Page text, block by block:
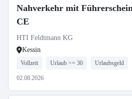
Nahverkehr mit
CE
HTI Feldtmann KG
Kessin
Vollzeit Urlaub >= 30 Urlaubsgeld
02.08.2026